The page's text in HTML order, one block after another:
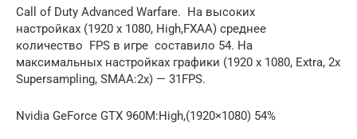
Call of Duty Advanced Warfare. На высоких
настройках (1920 x 1080, High,FXAA) среднее
количество FPS в игре составило 54. На
максимальных настройках графики (1920 x 1080, Extra, 2x
Supersampling, SMAA:2x) — 31FPS.
Nvidia GeForce GTX 960M:High,(1920×1080) 54%